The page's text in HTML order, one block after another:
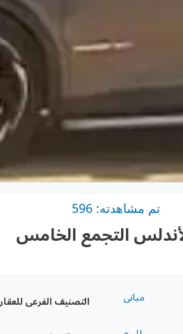
تم مشاهدته: 596
التجمع الخامس
مبانى التصنيف الفرعى للعقار